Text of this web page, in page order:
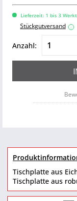
Lieferzeit: 1 bis 3
Stückgutversand i
Anzahl:
Tischplatte aus
Tischplatte aus